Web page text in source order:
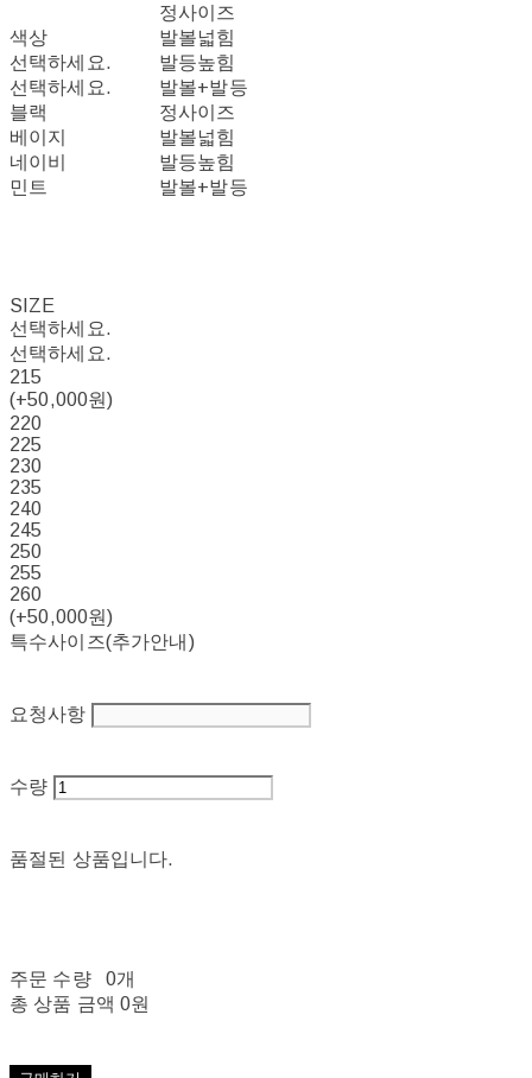
색상
선택하세요.
선택하세요.
블랙
베이지
네이비
민트
정사이즈
발볼넓힘
발등높힘
발볼+발등
정사이즈
발볼넓힘
발등높힘
발볼+발등
SIZE
선택하세요.
선택하세요.
215
(+50,000원)
220
225
230
235
240
245
250
255
260
(+50,000원)
특수사이즈(추가안내)
요청사항
수량
품절된 상품입니다.
주문 수량
0개
총 상품 금액 0원